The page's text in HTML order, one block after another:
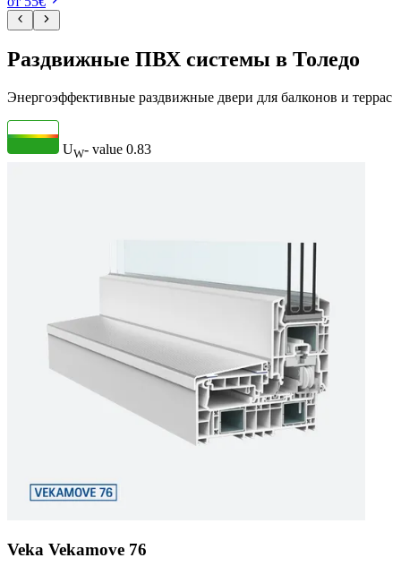
Раздвижные ПВХ системы в Толедо
Энергоэффективные раздвижные двери для балконов и террас
UW- value 0.83
Veka Vekamove 76